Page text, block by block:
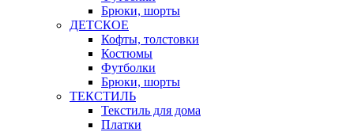
Брюки, шорты
ДЕТСКОЕ
Кофты, толстовки
Костюмы
Футболки
Брюки, шорты
ТЕКСТИЛЬ
Текстиль для дома
Платки